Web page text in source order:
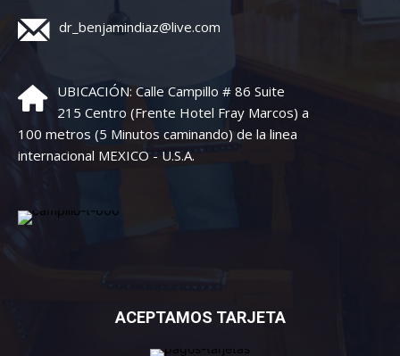
dr_benjamindiaz@live.com
UBICACIÓN: Calle Campillo # 86 Suite
215 Centro (Frente Hotel Fray Marcos) a
100 metros (5 Minutos caminando) de la linea
internacional MEXICO - U.S.A.
ACEPTAMOS TARJETA